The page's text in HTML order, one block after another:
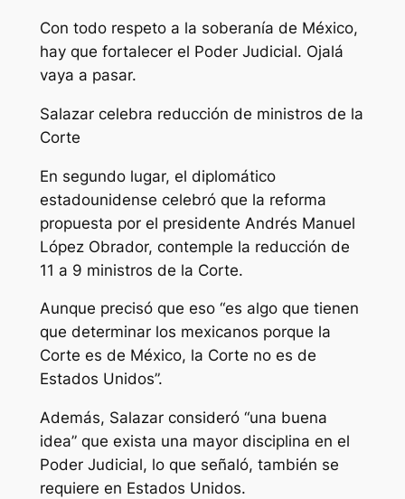
Con todo respeto a la soberanía de México,
hay que fortalecer el Poder Judicial. Ojalá
vaya a pasar.
Salazar celebra reducción de ministros de la
Corte
En segundo lugar, el diplomático
estadounidense celebró que la reforma
propuesta por el presidente Andrés Manuel
López Obrador, contemple la reducción de
11 a 9 ministros de la Corte.
Aunque precisó que eso “es algo que tienen
que determinar los mexicanos porque la
Corte es de México, la Corte no es de
Estados Unidos”.
Además, Salazar consideró “una buena
idea” que exista una mayor disciplina en el
Poder Judicial, lo que señaló, también se
requiere en Estados Unidos.